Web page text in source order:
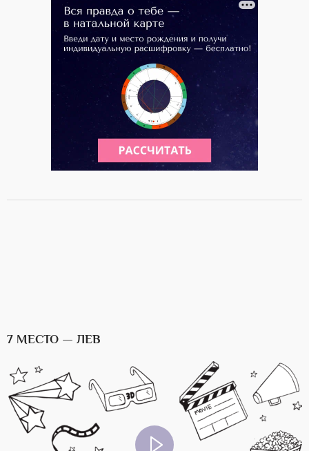
7 МЕСТО — ЛЕВ